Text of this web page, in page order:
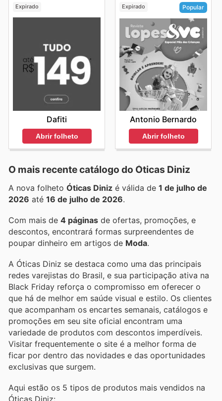
Expirado
Dafiti
Abrir folheto
Expirado Popular
Antonio Bernardo
Abrir folheto
O mais recente catálogo do Óticas Diniz
A nova folheto Óticas Diniz é válida de 1 de julho de
2026 até 16 de julho de 2026.
Com mais de 4 páginas de ofertas, promoções, e
descontos, encontrará formas surpreendentes de
poupar dinheiro em artigos de Moda.
A Óticas Diniz se destaca como uma das principais
redes varejistas do Brasil, e sua participação ativa na
Black Friday reforça o compromisso em oferecer o
que há de melhor em saúde visual e estilo. Os clientes
que acompanham os encartes semanais, catálogos e
promoções em seu site oficial encontram uma
variedade de produtos com descontos imperdíveis.
Visitar frequentemente o site é a melhor forma de
ficar por dentro das novidades e das oportunidades
exclusivas que surgem.
Aqui estão os 5 tipos de produtos mais vendidos na